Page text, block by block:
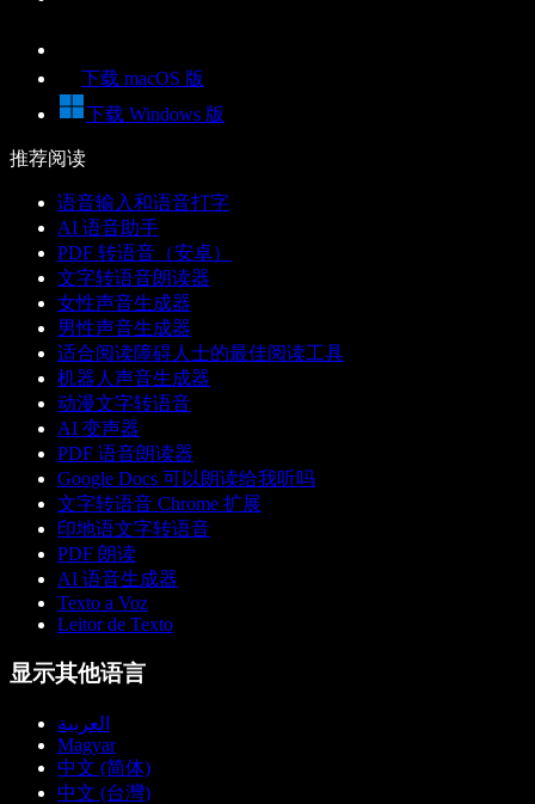
下载 macOS 版
下载 Windows 版
推荐阅读
语音输入和语音打字
AI 语音助手
PDF 转语音（安卓）
文字转语音朗读器
女性声音生成器
男性声音生成器
适合阅读障碍人士的最佳阅读工具
机器人声音生成器
动漫文字转语音
AI 变声器
PDF 语音朗读器
Google Docs 可以朗读给我听吗
文字转语音 Chrome 扩展
印地语文字转语音
PDF 朗读
AI 语音生成器
Texto a Voz
Leitor de Texto
显示其他语言
العربية
Magyar
中文 (简体)
中文 (台灣)